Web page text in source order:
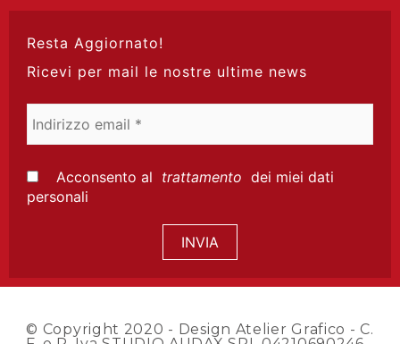
Resta Aggiornato!
Ricevi per mail le nostre ultime news
email
Acconsento al trattamento dei miei dati
personali
© Copyright 2020 - Design Atelier Grafico - C.